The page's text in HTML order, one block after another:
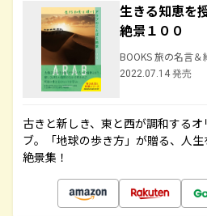
生きる知恵を
絶景１００
BOOKS 旅の名言＆
2022.07.14 発売
古きと新しき、東と西が調和する
ブ。「地球の歩き方」が贈る、人
絶景集！